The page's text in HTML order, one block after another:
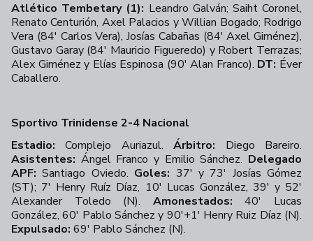
Atlético Tembetary (1): Leandro Galván; Saiht Coronel,
Renato Centurión, Axel Palacios y Willian Bogado; Rodrigo
Vera (84' Carlos Vera), Josías Cabañas (84' Axel Giménez),
Gustavo Garay (84' Mauricio Figueredo) y Robert Terrazas;
Alex Giménez y Elías Espinosa (90' Alan Franco). DT: Éver
Caballero.
Sportivo Trinidense 2-4 Nacional
Estadio: Complejo Auriazul.Árbitro: Diego Bareiro.
Asistentes: Ángel Franco y Emilio Sánchez. Delegado
APF: Santiago Oviedo. Goles: 37' y 73' Josías Gómez
(ST); 7' Henry Ruíz Díaz, 10' Lucas González, 39' y 52'
Alexander Toledo (N). Amonestados: 40' Lucas
González, 60' Pablo Sánchez y 90'+1' Henry Ruiz Díaz (N).
Expulsado: 69' Pablo Sánchez (N).